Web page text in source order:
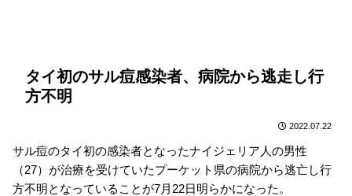
タイ初のサル痘感染者、病院から逃走し行
方不明
2022.07.22
サル痘のタイ初の感染者となったナイジェリア人の男性
（27）が治療を受けていたプーケット県の病院から逃亡し行
方不明となっていることが7月22日明らかになった。